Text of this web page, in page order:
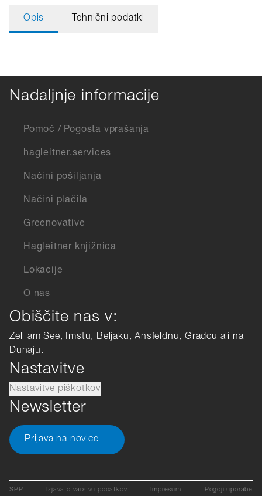
Opis Tehnični podatki
Nadaljnje informacije
Pomoč / Pogosta vprašanja
hagleitner.services
Načini pošiljanja
Načini plačila
Greenovative
Hagleitner knjižnica
Lokacije
O nas
Obiščite nas v:
Zell am See, Imstu, Beljaku, Ansfeldnu, Gradcu ali na
Dunaju.
Nastavitve
Nastavitve piškotkov
Newsletter
Prijava na novice
SPP Izjava o varstvu podatkov Impresum Pogoji uporabe